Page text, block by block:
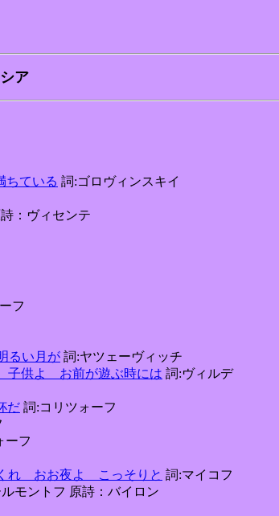
ア
ちている 詞:ゴロヴィンスキイ
：ヴィセンテ
フ
るい月が 詞:ヤツェーヴィッチ
子供よ お前が遊ぶ時には 詞:ヴィルデ
だ 詞:コリツォーフ
ーフ
くれ おお夜よ こっそりと 詞:マイコフ
モントフ 原詩：バイロン